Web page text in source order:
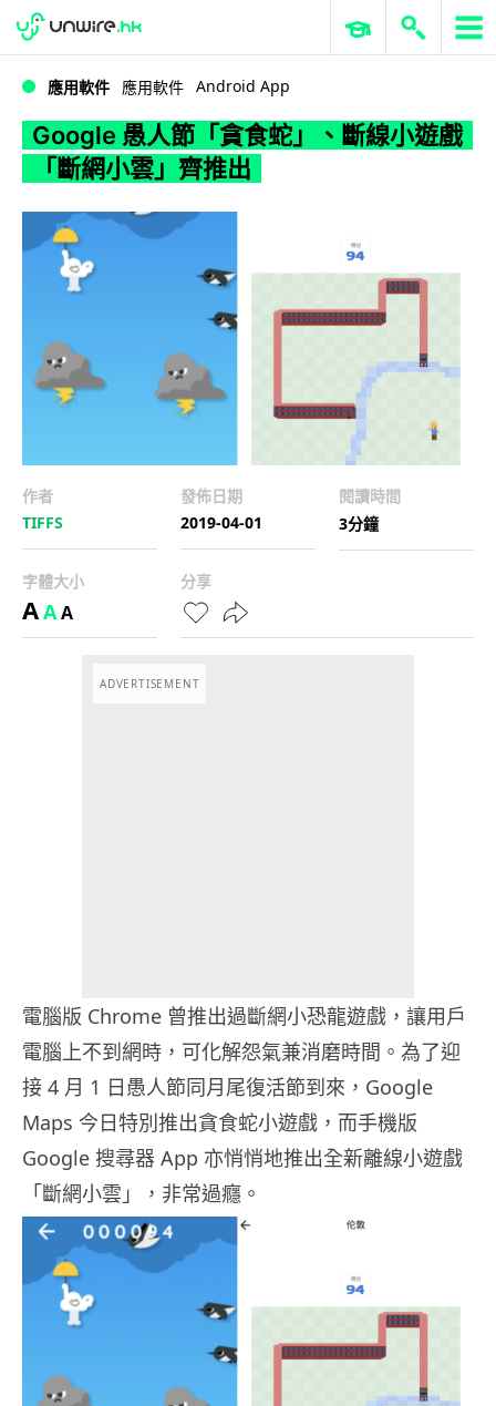
WWDC 2026 ERP 與商業 AI
應用軟件 應用軟件 Android App
Google 愚人節「貪食蛇」、斷線小遊戲
「斷網小雲」齊推出
作者
TIFFS
發佈日期
2019-04-01
閱讀時間
3分鐘
字體大小
AAA
分享
ADVERTISEMENT
電腦版 Chrome 曾推出過斷網小恐龍遊戲，讓用戶
電腦上不到網時，可化解怨氣兼消磨時間。為了迎
接 4 月 1 日愚人節同月尾復活節到來，Google
Maps 今日特別推出貪食蛇小遊戲，而手機版
Google 搜尋器 App 亦悄悄地推出全新離線小遊戲
「斷網小雲」，非常過癮。